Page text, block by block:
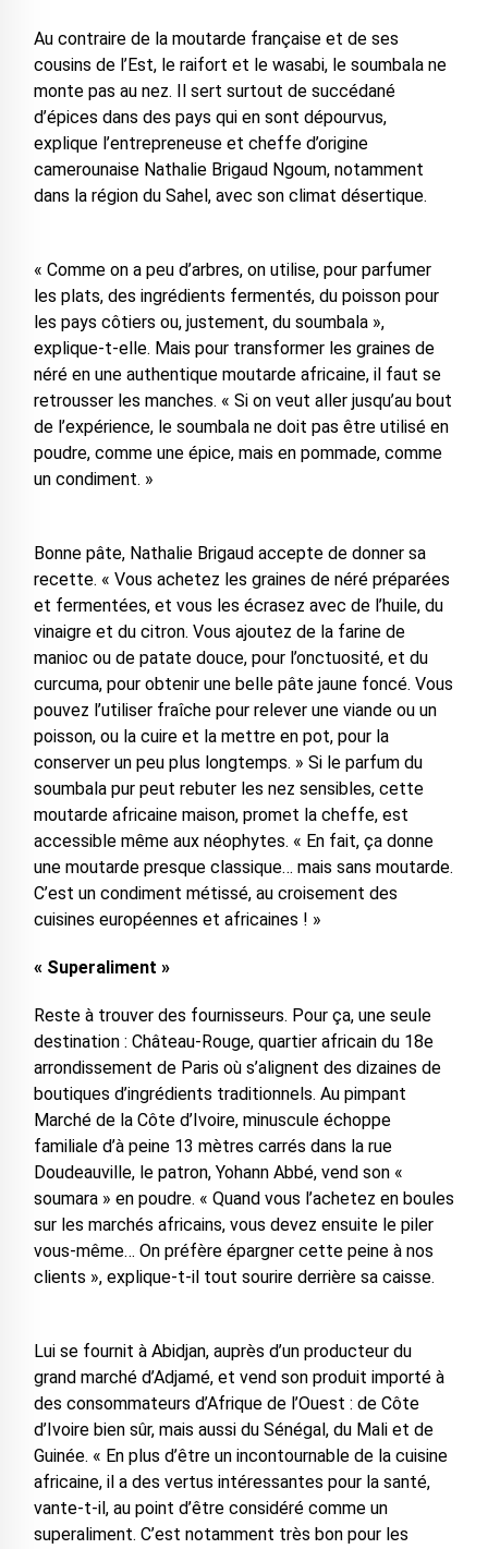
Au contraire de la moutarde française et de ses
cousins de l’Est, le raifort et le wasabi, le soumbala ne
monte pas au nez. Il sert surtout de succédané
d’épices dans des pays qui en sont dépourvus,
explique l’entrepreneuse et cheffe d’origine
camerounaise Nathalie Brigaud Ngoum, notamment
dans la région du Sahel, avec son climat désertique.
« Comme on a peu d’arbres, on utilise, pour parfumer
les plats, des ingrédients fermentés, du poisson pour
les pays côtiers ou, justement, du soumbala »,
explique-t-elle. Mais pour transformer les graines de
néré en une authentique moutarde africaine, il faut se
retrousser les manches. « Si on veut aller jusqu’au bout
de l’expérience, le soumbala ne doit pas être utilisé en
poudre, comme une épice, mais en pommade, comme
un condiment. »
Bonne pâte, Nathalie Brigaud accepte de donner sa
recette. « Vous achetez les graines de néré préparées
et fermentées, et vous les écrasez avec de l’huile, du
vinaigre et du citron. Vous ajoutez de la farine de
manioc ou de patate douce, pour l’onctuosité, et du
curcuma, pour obtenir une belle pâte jaune foncé. Vous
pouvez l’utiliser fraîche pour relever une viande ou un
poisson, ou la cuire et la mettre en pot, pour la
conserver un peu plus longtemps. » Si le parfum du
soumbala pur peut rebuter les nez sensibles, cette
moutarde africaine maison, promet la cheffe, est
accessible même aux néophytes. « En fait, ça donne
une moutarde presque classique… mais sans moutarde.
C’est un condiment métissé, au croisement des
cuisines européennes et africaines ! »
« Superaliment »
Reste à trouver des fournisseurs. Pour ça, une seule
destination : Château-Rouge, quartier africain du 18e
arrondissement de Paris où s’alignent des dizaines de
boutiques d’ingrédients traditionnels. Au pimpant
Marché de la Côte d’Ivoire, minuscule échoppe
familiale d’à peine 13 mètres carrés dans la rue
Doudeauville, le patron, Yohann Abbé, vend son «
soumara » en poudre. « Quand vous l’achetez en boules
sur les marchés africains, vous devez ensuite le piler
vous-même… On préfère épargner cette peine à nos
clients », explique-t-il tout sourire derrière sa caisse.
Lui se fournit à Abidjan, auprès d’un producteur du
grand marché d’Adjamé, et vend son produit importé à
des consommateurs d’Afrique de l’Ouest : de Côte
d’Ivoire bien sûr, mais aussi du Sénégal, du Mali et de
Guinée. « En plus d’être un incontournable de la cuisine
africaine, il a des vertus intéressantes pour la santé,
vante-t-il, au point d’être considéré comme un
superaliment. C’est notamment très bon pour les